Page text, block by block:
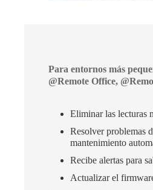
Para entornos más
@Remote Office,
Eliminar las lecturas
Resolver problemas
mantenimiento
Recibe alertas para
Actualizar el